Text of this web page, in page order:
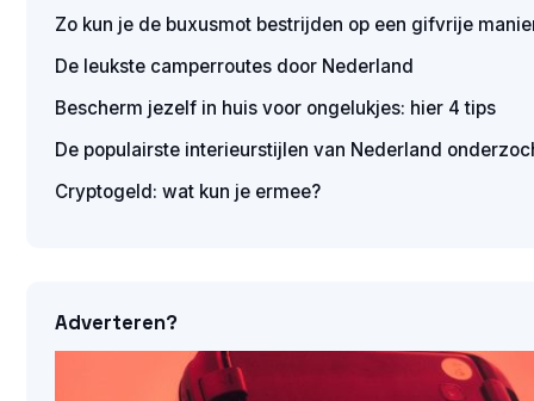
Zo kun je de buxusmot bestrijden op een gifvrije
De leukste camperroutes door Nederland
Bescherm jezelf in huis voor ongelukjes: hier 4 tips
De populairste interieurstijlen van Nederland
Cryptogeld: wat kun je ermee?
Adverteren?